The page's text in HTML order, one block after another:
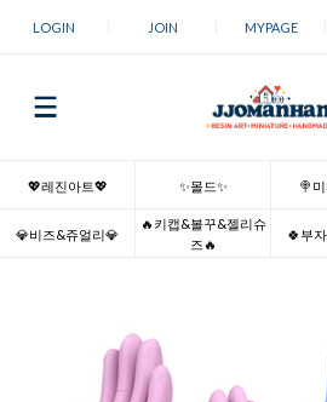
LOGIN JOIN MYPAGE
💖레진아트💖 ✨몰드✨ 🍭
💎비즈&쥬얼리💎
🔥키캡&볼꾸&젤리슈
즈🔥
🍀부